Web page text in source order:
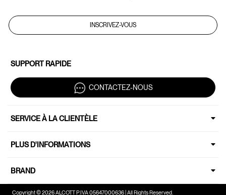
INSCRIVEZ-VOUS
SUPPORT RAPIDE
CONTACTEZ-NOUS
SERVICE À LA CLIENTÈLE
PLUS D'INFORMATIONS
BRAND
Copyright © 2026 ALCOTT P.IVA 05647000636 | All Rights Reserved.